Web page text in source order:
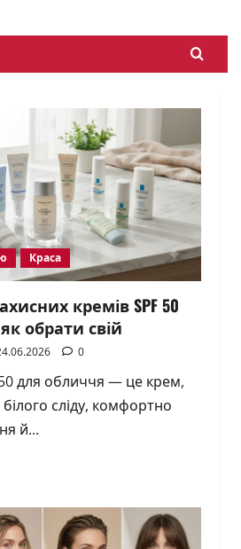
Краса
кремів SPF 50
обрати свій
0
для обличчя — це крем,
сліду, комфортно
й...